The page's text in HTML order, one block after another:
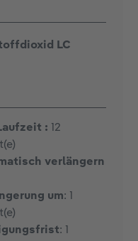
LC
: 12
verlängern
um: 1
: 1